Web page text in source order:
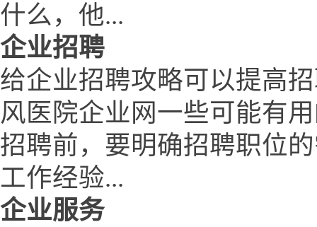
什么，他...
企业招聘
给企业招聘攻略可以提高
风医院企业网一些可能有
招聘前，要明确招聘职位
工作经验...
企业服务